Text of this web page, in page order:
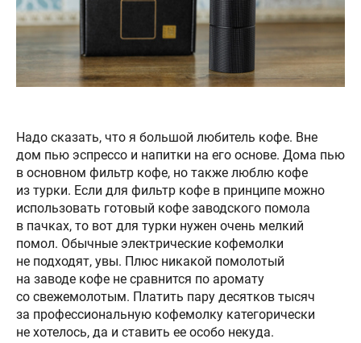
Надо сказать, что я большой любитель кофе. Вне
дом пью эспрессо и напитки на его основе. Дома пью
в основном фильтр кофе, но также люблю кофе
из турки. Если для фильтр кофе в принципе можно
использовать готовый кофе заводского помола
в пачках, то вот для турки нужен очень мелкий
помол. Обычные электрические кофемолки
не подходят, увы. Плюс никакой помолотый
на заводе кофе не сравнится по аромату
со свежемолотым. Платить пару десятков тысяч
за профессиональную кофемолку категорически
не хотелось, да и ставить ее особо некуда.